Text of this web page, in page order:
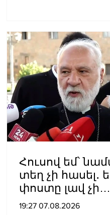
Հուսով եմ՝
տեղ չի հասել․
փոստը լավ չի
աշխատում․
19:27 07.08.2026